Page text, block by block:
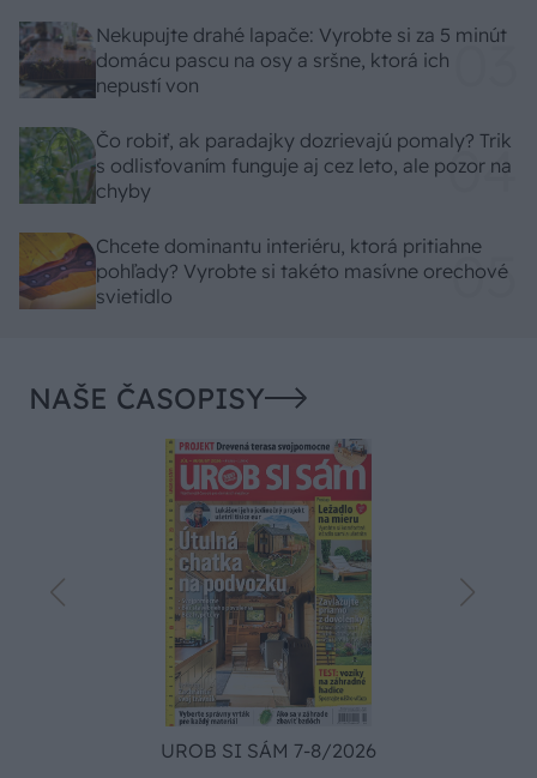
Nekupujte drahé lapače: Vyrobte si za 5 minút
domácu pascu na osy a sršne, ktorá ich
nepustí von
Čo robiť, ak paradajky dozrievajú pomaly? Trik
s odlisťovaním funguje aj cez leto, ale pozor na
chyby
Chcete dominantu interiéru, ktorá pritiahne
pohľady? Vyrobte si takéto masívne orechové
svietidlo
NAŠE ČASOPISY
UROB SI SÁM 7-8/2026